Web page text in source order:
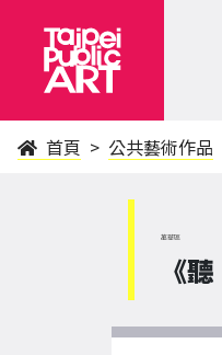
首頁 公共藝術作品
萬華區
《